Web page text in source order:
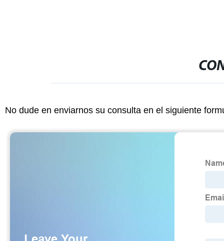
No dude en enviarnos su consulta en el siguiente